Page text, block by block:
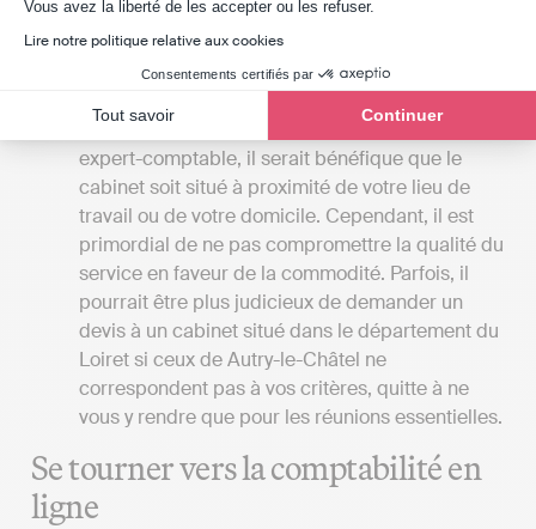
Vous avez la liberté de les accepter ou les refuser.
Lire notre politique relative aux cookies
Consentements certifiés par
Tout savoir Continuer
déclarations fiscales, tandis que l’expert-
comptable réalise toutes ces actions à la place
de son client.
expert-comptable, il serait bénéfique que le
cabinet soit situé à proximité de votre lieu de
travail ou de votre domicile. Cependant, il est
primordial de ne pas compromettre la qualité du
service en faveur de la commodité. Parfois, il
pourrait être plus judicieux de demander un
devis à un cabinet situé dans le département du
Loiret si ceux de Autry-le-Châtel ne
correspondent pas à vos critères, quitte à ne
vous y rendre que pour les réunions essentielles.
Se tourner vers la comptabilité en
ligne